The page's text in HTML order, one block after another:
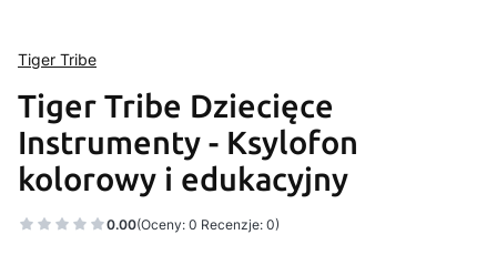
Tiger Tribe
Tiger Tribe Dziecięce
Instrumenty - Ksylofon
kolorowy i edukacyjny
0.00(Oceny: 0 Recenzje: 0)